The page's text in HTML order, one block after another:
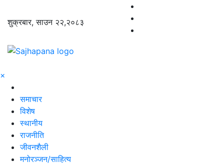
शुक्रबार, साउन २२,२०८३
×
समाचार
विशेष
स्थानीय
राजनीति
जीवनशैली
मनोरञ्जन/साहित्य